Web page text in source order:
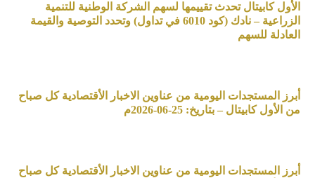
الأول كابيتال تحدث تقييمها لسهم الشركة الوطنية للتنمية
الزراعية – نادك (كود 6010 في تداول) وتحدد التوصية والقيمة
العادلة للسهم
أبرز المستجدات اليومية من عناوين الاخبار الأقتصادية كل صباح
من الأول كابيتال – بتاريخ: 25-06-2026م
أبرز المستجدات اليومية من عناوين الاخبار الأقتصادية كل صباح